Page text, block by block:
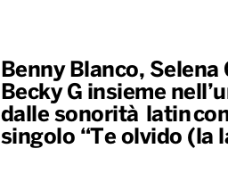
Benny Blanco, Selena
Becky G insieme
dalle sonorità latin
singolo “Te olvido (la